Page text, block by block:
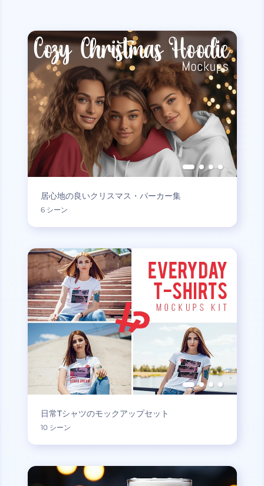
居心地の良いクリスマス・パーカー集
6 シーン
日常Tシャツのモックアップセット
10 シーン